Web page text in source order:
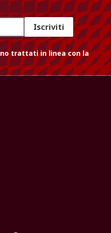
Iscriviti
trattati in linea con la